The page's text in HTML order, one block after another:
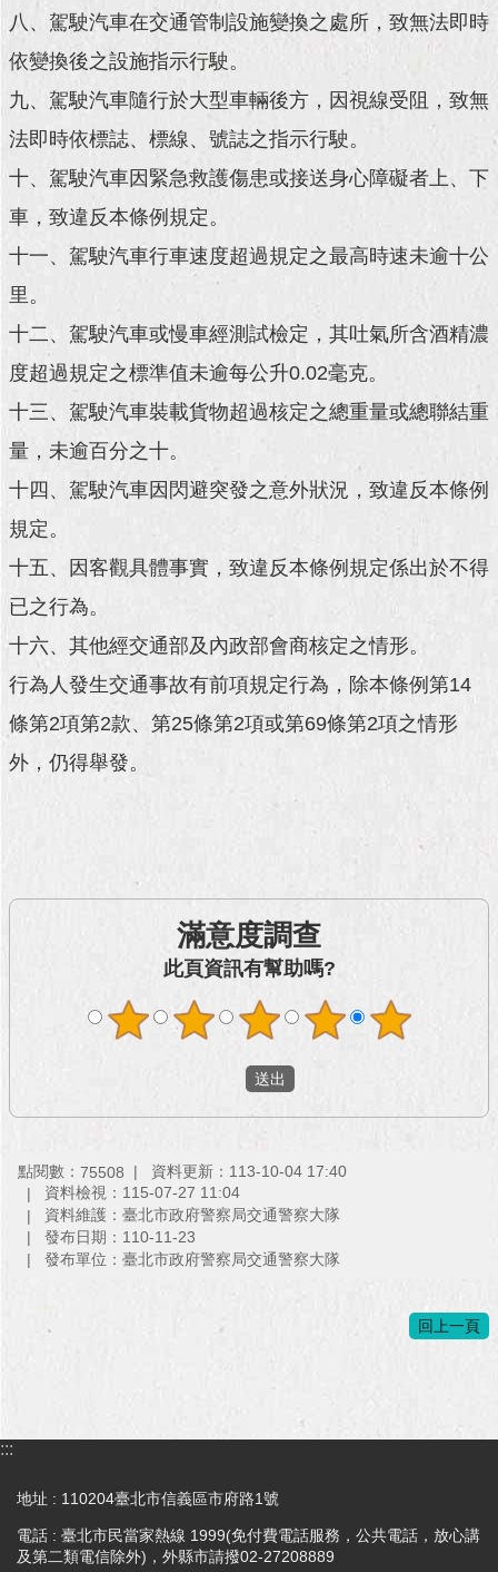
題
館
首
頁
網
導
覽
English
常
見
答
即
時
聞
澄
清
語
詞
彙
區
臺
旅
遊
網
宣
告
八、駕駛汽車在交通管制設施變換之處所，致無法即時
依變換後之設施指示行駛。
九、駕駛汽車隨行於大型車輛後方，因視線受阻，致無
法即時依標誌、標線、號誌之指示行駛。
十、駕駛汽車因緊急救護傷患或接送身心障礙者上、下
車，致違反本條例規定。
十一、駕駛汽車行車速度超過規定之最高時速未逾十公
里。
十二、駕駛汽車或慢車經測試檢定，其吐氣所含酒精濃
度超過規定之標準值未逾每公升0.02毫克。
十三、駕駛汽車裝載貨物超過核定之總重量或總聯結重
量，未逾百分之十。
十四、駕駛汽車因閃避突發之意外狀況，致違反本條例
規定。
十五、因客觀具體事實，致違反本條例規定係出於不得
已之行為。
十六、其他經交通部及內政部會商核定之情形。
行為人發生交通事故有前項規定行為，除本條例第14
條第2項第2款、第25條第2項或第69條第2項之情形
外，仍得舉發。
滿意度調查
此頁資訊有幫助嗎?
點閱數： 75508
資料更新：113-10-04 17:40
資料檢視：115-07-27 11:04
資料維護：臺北市政府警察局交通警察大隊
發布日期：110-11-23
發布單位：臺北市政府警察局交通警察大隊
回上一頁
:::
地址 : 110204臺北市信義區市府路1號
電話 : 臺北市民當家熱線 1999(免付費電話服務，公共電話，放心講
及第二類電信除外)，外縣市請撥02-27208889